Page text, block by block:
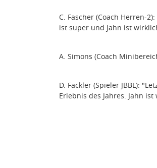
C. Fascher (Coach Herren-
ist super und Jahn ist
A. Simons (Coach
D. Fackler (Spieler JBBL):
Erlebnis des Jahres. Jahn